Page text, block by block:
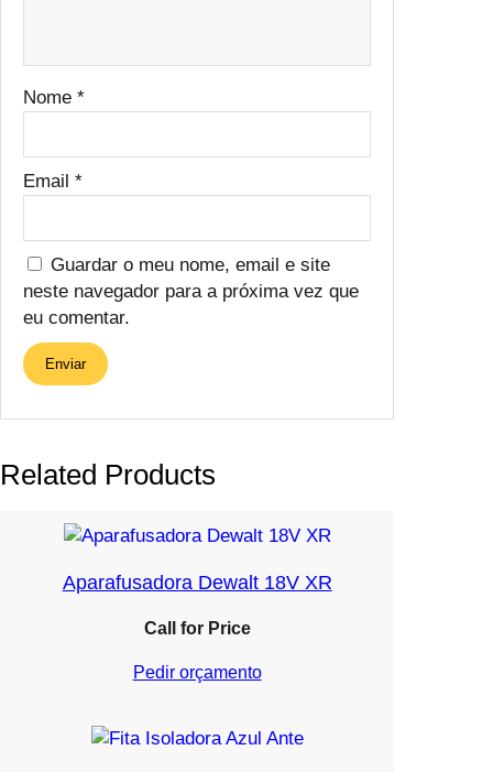
Nome *
Email *
Guardar o meu nome, email e site
neste navegador para a próxima vez que
eu comentar.
Related Products
Aparafusadora Dewalt 18V XR
Call for Price
Pedir orçamento